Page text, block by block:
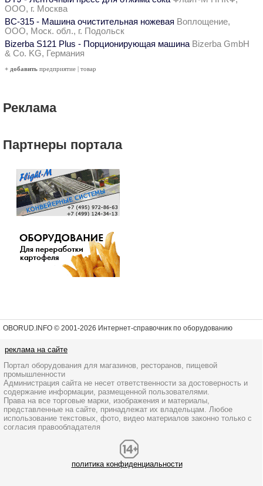
ООО, г. Москва
ВС-315 - Машина очистительная ножевая Воплощение,
ООО, Моск. обл., г. Подольск
Bizerba S121 Plus - Порционирующая машина Bizerba GmbH
& Co. KG, Германия
+ добавить предприятие | товар
Реклама
Партнеры портала
OBORUD.INFO © 2001-2026 Интернет-справочник по оборудованию
реклама на сайте
Портал оборудования для магазинов, ресторанов, пищевой
промышленности
Администрация сайта не несет ответственности за достоверность и
содержание информации, размещенной пользователями.
Права на все торговые марки, изображения и материалы,
представленные на сайте, принадлежат их владельцам. Любое
использование текстовых, фото, видео материалов законно только с
согласия правообладателя
политика конфиденциальности